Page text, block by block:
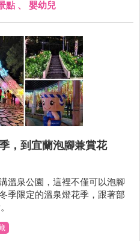
點 、 嬰幼兒
，到宜蘭泡腳兼賞花
溫泉公園，這裡不僅可以泡腳
季限定的溫泉燈花季，跟著部